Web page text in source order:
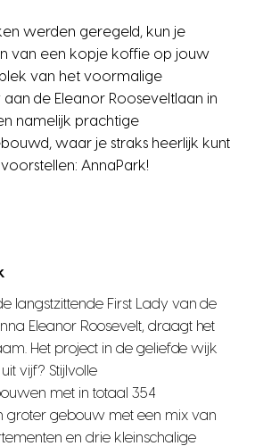
werden geregeld, kun je
van een kopje koffie op jouw
van het voormalige
de Eleanor Rooseveltlaan in
namelijk prachtige
waar je straks heerlijk kunt
AnnaPark!
langstzittende First Lady van de
Eleanor Roosevelt, draagt het
Het project in de geliefde wijk
vijf? Stijlvolle
met in totaal 354
groter gebouw met een mix van
en drie kleinschalige